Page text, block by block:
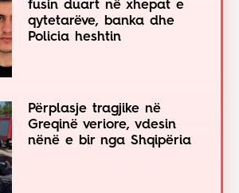
fusin duart në xhepat e
qytetarëve, banka dhe
Policia heshtin
Përplasje tragjike në
Greqinë veriore, vdesin
nënë e bir nga Shqipëria